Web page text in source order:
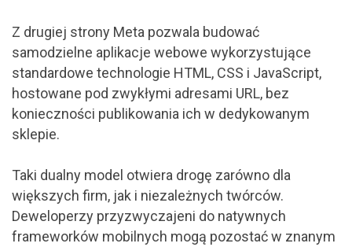
Z drugiej strony Meta pozwala budować
samodzielne aplikacje webowe wykorzystujące
standardowe technologie HTML, CSS i JavaScript,
hostowane pod zwykłymi adresami URL, bez
konieczności publikowania ich w dedykowanym
sklepie.
Taki dualny model otwiera drogę zarówno dla
większych firm, jak i niezależnych twórców.
Deweloperzy przyzwyczajeni do natywnych
frameworków mobilnych mogą pozostać w znanym